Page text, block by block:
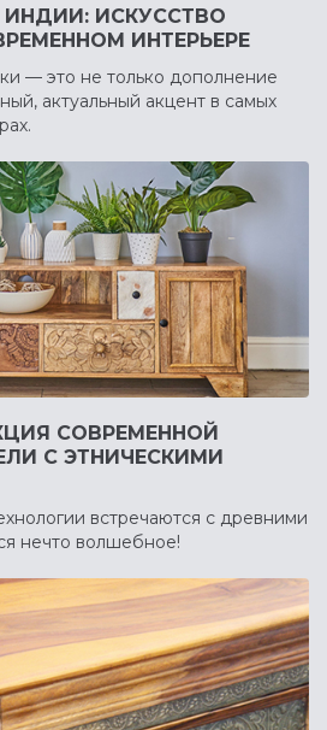
ИНДИИ: ИСКУССТВО
ИНТЕРЬЕРЕ
— это не только дополнение
актуальный акцент в самых
СОВРЕМЕННОЙ
С ЭТНИЧЕСКИМИ
встречаются с древними
нечто волшебное!